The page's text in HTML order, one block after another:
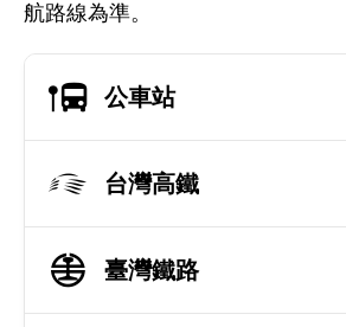
航路線為準。
公車站
台灣高鐵
臺灣鐵路